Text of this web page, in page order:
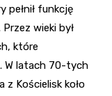
pełnił funkcję
wieki był
które
W latach 70-tych
z Kościelisk koło